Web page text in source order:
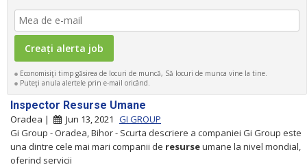
Economisiţi timp găsirea de locuri de muncă, Să locuri de munca vine la tine.
Puteţi anula alertele prin e-mail oricând.
Inspector Resurse Umane
Oradea | Jun 13, 2021 GI GROUP
Gi Group - Oradea, Bihor - Scurta descriere a companiei Gi Group este
una dintre cele mai mari companii de resurseumane la nivel mondial,
oferind servicii